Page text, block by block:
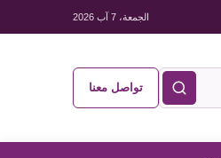
الجمعة، 7 آب 2026
تواصل معنا